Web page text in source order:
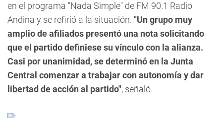
en el programa "Nada Simple" de FM 90.1 Radio
Andina y se refirió a la situación. "Un grupo muy
amplio de afiliados presentó una nota solicitando
que el partido definiese su vínculo con la alianza.
Casi por unanimidad, se determinó en la Junta
Central comenzar a trabajar con autonomía y dar
libertad de acción al partido", señaló.